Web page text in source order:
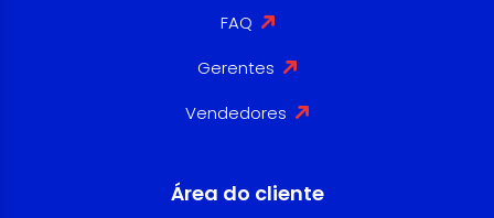
FAQ
Gerentes
Vendedores
Área do cliente